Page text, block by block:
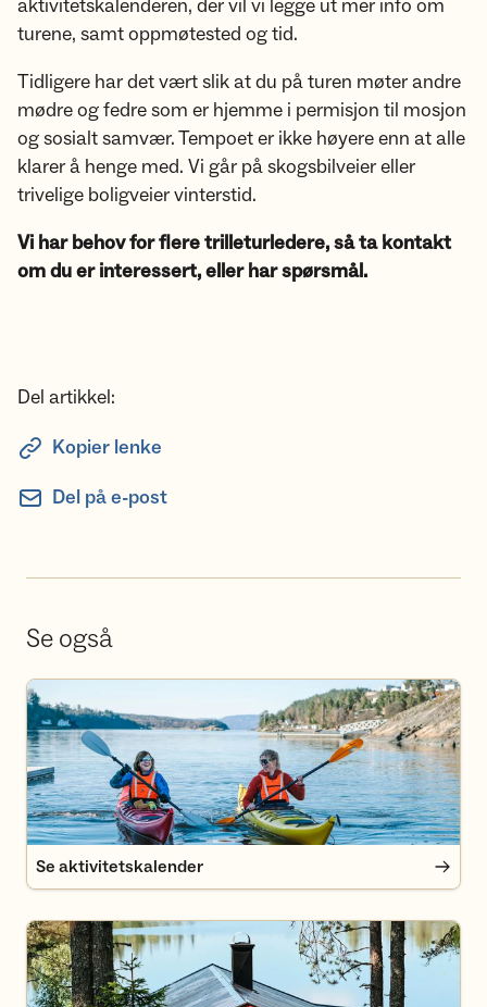
aktivitetskalenderen, der vil vi legge ut mer info om
turene, samt oppmøtested og tid.
Tidligere har det vært slik at du på turen møter andre
mødre og fedre som er hjemme i permisjon til mosjon
og sosialt samvær. Tempoet er ikke høyere enn at alle
klarer å henge med. Vi går på skogsbilveier eller
trivelige boligveier vinterstid.
Vi har behov for flere trilleturledere, så ta kontakt
om du er interessert, eller har spørsmål.
Del artikkel:
Kopier lenke
Del på e-post
Se også
Se aktivitetskalender
Se aktivitetskalender
Finn deg en hytte i Oslomarka